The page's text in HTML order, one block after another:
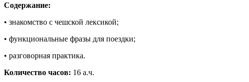
Содержание:
• знакомство с чешской лексикой;
• функциональные фразы для поездки;
• разговорная практика.
Количество часов: 16 а.ч.